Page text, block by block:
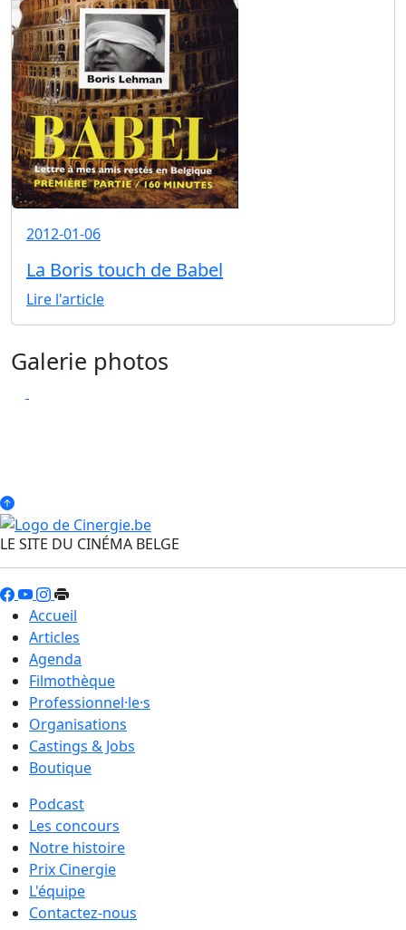
2012-01-06
La Boris touch de Babel
Lire l'article
Galerie photos
LE SITE DU CINÉMA BELGE
Accueil
Articles
Agenda
Filmothèque
Professionnel·le·s
Organisations
Castings & Jobs
Boutique
Podcast
Les concours
Notre histoire
Prix Cinergie
L'équipe
Contactez-nous